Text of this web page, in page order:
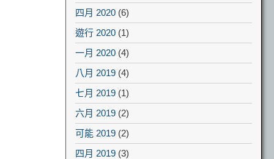
四月 2020 (6)
遊行 2020 (1)
一月 2020 (4)
八月 2019 (4)
七月 2019 (1)
六月 2019 (2)
可能 2019 (2)
四月 2019 (3)